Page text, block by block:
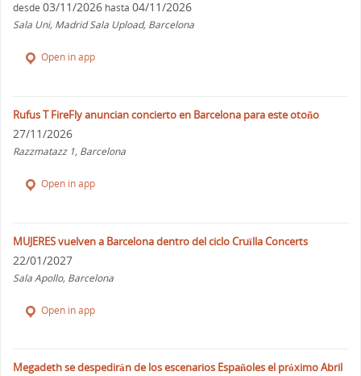
desde 03/11/2026 hasta 04/11/2026
Sala Uni, Madrid Sala Upload, Barcelona
Open in app
Rufus T FireFly anuncian concierto en Barcelona para este otoño
27/11/2026
Razzmatazz 1, Barcelona
Open in app
MUJERES vuelven a Barcelona dentro del ciclo Cruïlla Concerts
22/01/2027
Sala Apollo, Barcelona
Open in app
Megadeth se despedirán de los escenarios Españoles el próximo Abril